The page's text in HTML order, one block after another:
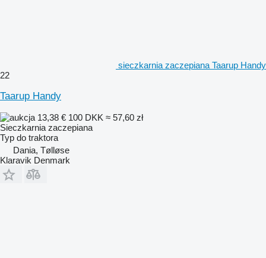
sieczkarnia zaczepiana Taarup Handy
22
Taarup Handy
13,38 € 100 DKK ≈ 57,60 zł
Sieczkarnia zaczepiana
Typ do traktora
Dania, Tølløse
Klaravik Denmark